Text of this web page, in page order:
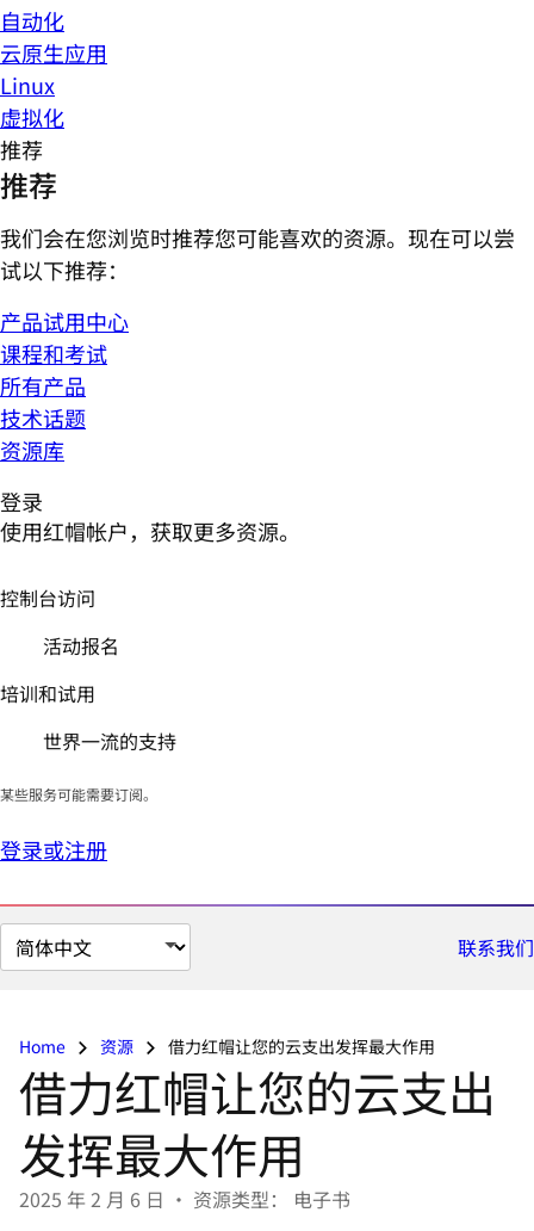
自动化
云原生应用
Linux
虚拟化
推荐
推荐
我们会在您浏览时推荐您可能喜欢的资源。现在可以尝
试以下推荐：
产品试用中心
课程和考试
所有产品
技术话题
资源库
登录
使用红帽帐户，获取更多资源。
控制台访问
活动报名
培训和试用
世界一流的支持
某些服务可能需要订阅。
登录或注册
切
换
面
言
联系我们
Home 资源 借力红帽让您的云支出发挥最大作用
借力红帽让您的云支出
发挥最大作用
2025 年 2 月 6 日 • 资源类型： 电子书